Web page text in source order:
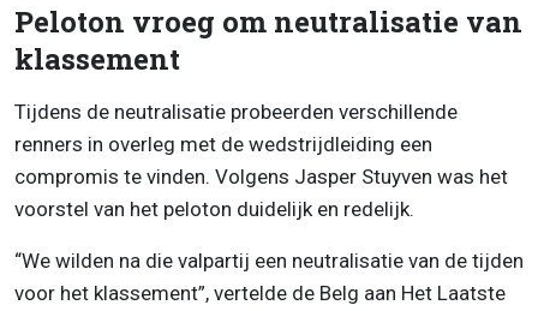
Peloton vroeg om neutralisatie van
klassement
Tijdens de neutralisatie probeerden verschillende
renners in overleg met de wedstrijdleiding een
compromis te vinden. Volgens Jasper Stuyven was het
voorstel van het peloton duidelijk en redelijk.
“We wilden na die valpartij een neutralisatie van de tijden
voor het klassement”, vertelde de Belg aan Het Laatste